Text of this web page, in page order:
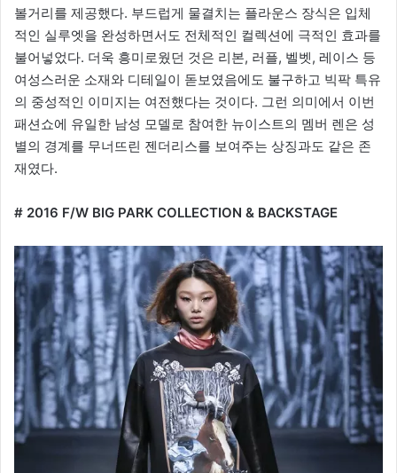
볼거리를 제공했다. 부드럽게 물결치는 플라운스 장식은 입체
적인 실루엣을 완성하면서도 전체적인 컬렉션에 극적인 효과를
불어넣었다. 더욱 흥미로웠던 것은 리본, 러플, 벨벳, 레이스 등
여성스러운 소재와 디테일이 돋보였음에도 불구하고 빅팍 특유
의 중성적인 이미지는 여전했다는 것이다. 그런 의미에서 이번
패션쇼에 유일한 남성 모델로 참여한 뉴이스트의 멤버 렌은 성
별의 경계를 무너뜨린 젠더리스를 보여주는 상징과도 같은 존
재였다.
# 2016 F/W BIG PARK COLLECTION & BACKSTAGE